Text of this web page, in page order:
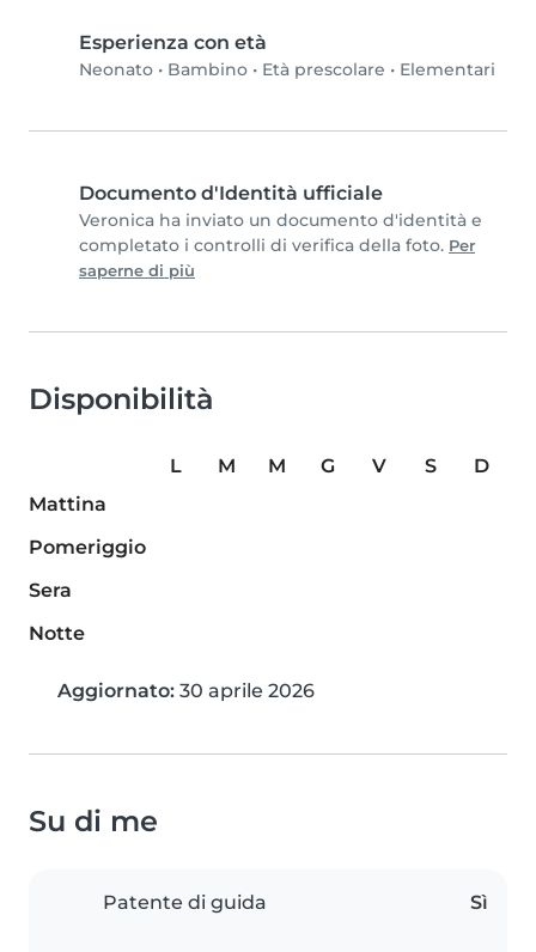
Esperienza con età
Neonato • Bambino • Età prescolare • Elementari
Documento d'Identità ufficiale
Veronica ha inviato un documento d'identità e
completato i controlli di verifica della foto. Per
saperne di più
Disponibilità
L M M G V S
D
Mattina
Pomeriggio
Sera
Notte
Aggiornato: 30 aprile 2026
Su di me
Patente di guida Sì